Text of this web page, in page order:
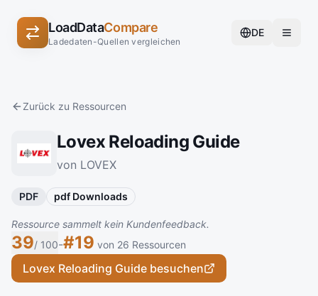
LoadDataCompare
Ladedaten-Quellen vergleichen
DE
Zurück zu Ressourcen
Lovex Reloading Guide
von LOVEX
PDF pdf Downloads
Ressource sammelt kein Kundenfeedback.
39/ 100-#19 von 26 Ressourcen
Lovex Reloading Guide besuchen